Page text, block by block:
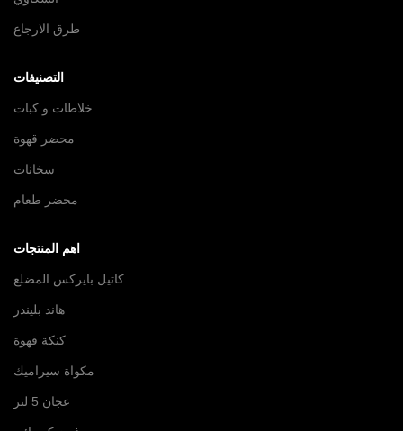
طرق الارجاع
التصنيفات
خلاطات و كبات
محضر قهوة
سخانات
محضر طعام
اهم المنتجات
كاتيل بايركس المضلع
هاند بليندر
كنكة قهوة
مكواة سيراميك
عجان 5 لتر